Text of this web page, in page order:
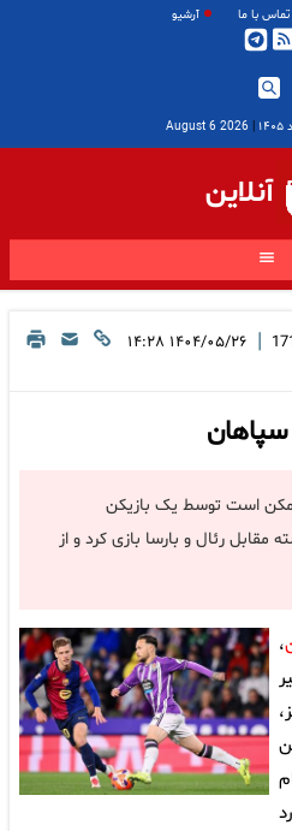
تماس با ما آرشیو
|
2026 August 6
آنلاین
| ۱۴۰۴/۰۵/۲۶ ۱۴:۲۸
سپاهان
است توسط یک بازیکن
رئال و بارسا بازی کرد و از
،